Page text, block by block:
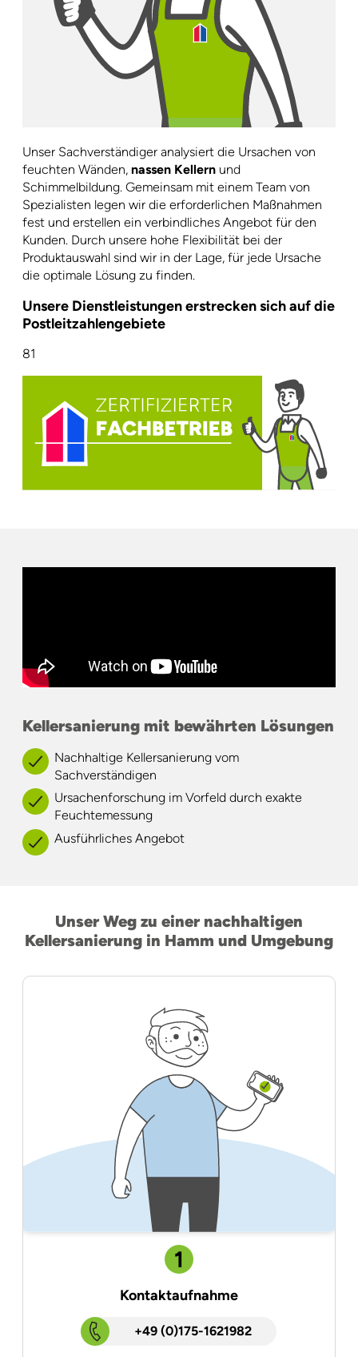
Unser Sachverständiger analysiert die Ursachen von
feuchten Wänden, nassen Kellernund
Schimmelbildung. Gemeinsam mit einem Team von
Spezialisten legen wir die erforderlichen Maßnahmen
fest und erstellen ein verbindliches Angebot für den
Kunden. Durch unsere hohe Flexibilität bei der
Produktauswahl sind wir in der Lage, für jede Ursache
die optimale Lösung zu finden.
Unsere Dienstleistungen erstrecken sich auf die
Postleitzahlengebiete
81
Kellersanierung mit bewährten Lösungen
Nachhaltige Kellersanierung vom
Sachverständigen
Ursachenforschung im Vorfeld durch exakte
Feuchtemessung
Ausführliches Angebot
Unser Weg zu einer nachhaltigen
Kellersanierung in Hamm und Umgebung
1
Kontaktaufnahme
+49 (0)175-1621982